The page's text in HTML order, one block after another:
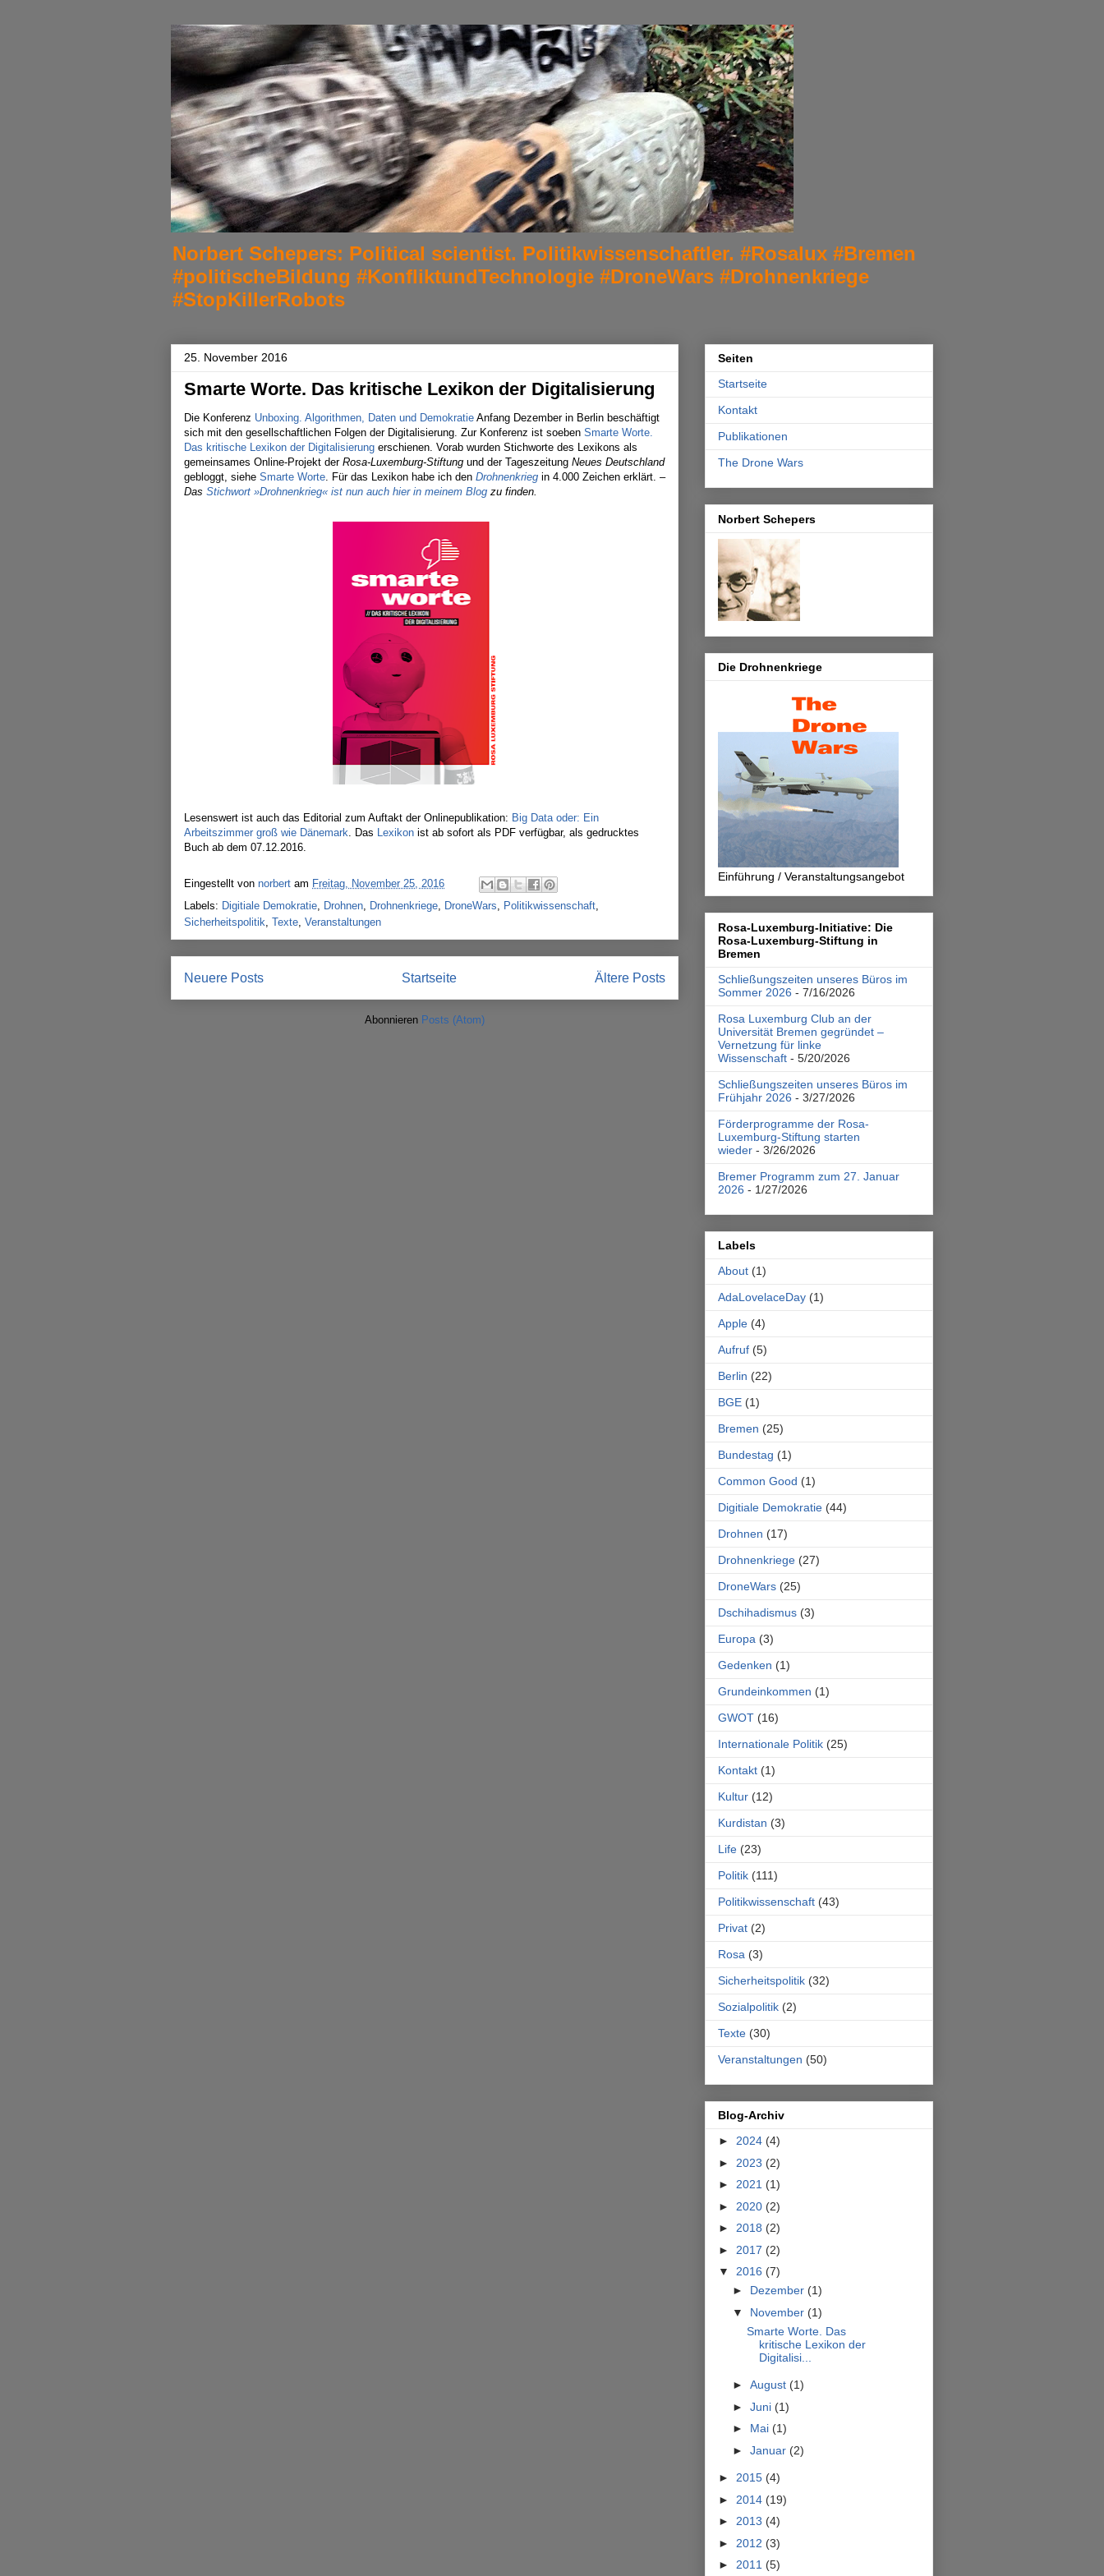
Norbert Schepers: Political scientist. Politikwissenschaftler. #Rosalux #Bremen
#politischeBildung #KonfliktundTechnologie #DroneWars #Drohnenkriege
#StopKillerRobots
25. November 2016
Smarte Worte. Das kritische Lexikon der Digitalisierung
Die Konferenz Unboxing. Algorithmen, Daten und Demokratie Anfang Dezember in Berlin beschäftigt
sich mit den gesellschaftlichen Folgen der Digitalisierung. Zur Konferenz ist soeben Smarte Worte.
Das kritische Lexikon der Digitalisierung erschienen. Vorab wurden Stichworte des Lexikons als
gemeinsames Online-Projekt der Rosa-Luxemburg-Stiftung und der Tageszeitung Neues Deutschland
gebloggt, siehe Smarte Worte. Für das Lexikon habe ich den Drohnenkrieg in 4.000 Zeichen erklärt. –
Das Stichwort »Drohnenkrieg« ist nun auch hier in meinem Blog zu finden.
Lesenswert ist auch das Editorial zum Auftakt der Onlinepublikation: Big Data oder: Ein
Arbeitszimmer groß wie Dänemark. Das Lexikon ist ab sofort als PDF verfügbar, als gedrucktes
Buch ab dem 07.12.2016.
Eingestellt von norbert am Freitag, November 25, 2016
Labels: Digitiale Demokratie, Drohnen, Drohnenkriege, DroneWars, Politikwissenschaft,
Sicherheitspolitik, Texte, Veranstaltungen
Neuere Posts Ältere Posts
Startseite
Abonnieren Posts (Atom)
Seiten
Startseite
Kontakt
Publikationen
The Drone Wars
Norbert Schepers
Die Drohnenkriege
Einführung / Veranstaltungsangebot
Rosa-Luxemburg-Initiative: Die
Rosa-Luxemburg-Stiftung in
Bremen
Schließungszeiten unseres Büros im
Sommer 2026 - 7/16/2026
Rosa Luxemburg Club an der
Universität Bremen gegründet –
Vernetzung für linke
Wissenschaft - 5/20/2026
Schließungszeiten unseres Büros im
Frühjahr 2026 - 3/27/2026
Förderprogramme der Rosa-
Luxemburg-Stiftung starten
wieder - 3/26/2026
Bremer Programm zum 27. Januar
2026 - 1/27/2026
Labels
About (1)
AdaLovelaceDay (1)
Apple (4)
Aufruf (5)
Berlin (22)
BGE (1)
Bremen (25)
Bundestag (1)
Common Good (1)
Digitiale Demokratie (44)
Drohnen (17)
Drohnenkriege (27)
DroneWars (25)
Dschihadismus (3)
Europa (3)
Gedenken (1)
Grundeinkommen (1)
GWOT (16)
Internationale Politik (25)
Kontakt (1)
Kultur (12)
Kurdistan (3)
Life (23)
Politik (111)
Politikwissenschaft (43)
Privat (2)
Rosa (3)
Sicherheitspolitik (32)
Sozialpolitik (2)
Texte (30)
Veranstaltungen (50)
Blog-Archiv
► 2024 (4)
► 2023 (2)
► 2021 (1)
► 2020 (2)
► 2018 (2)
► 2017 (2)
▼ 2016 (7)
► Dezember (1)
▼ November (1)
Smarte Worte. Das
kritische Lexikon der
Digitalisi...
► August (1)
► Juni (1)
► Mai (1)
► Januar (2)
► 2015 (4)
► 2014 (19)
► 2013 (4)
► 2012 (3)
► 2011 (5)